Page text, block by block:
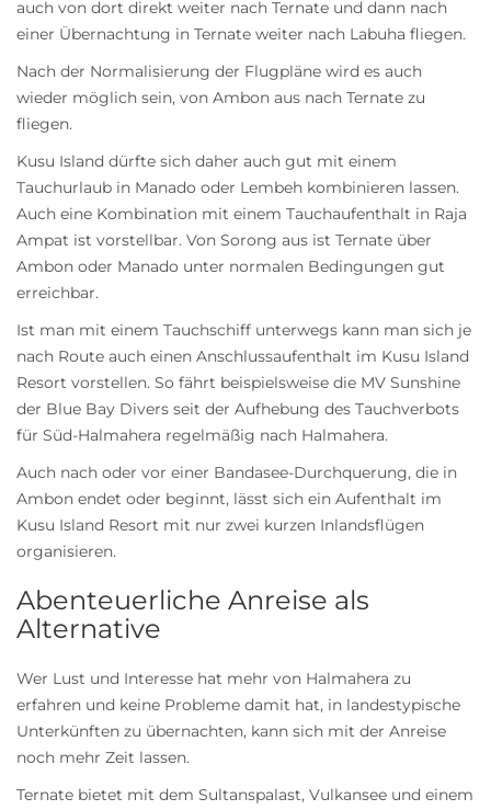
auch von dort direkt weiter nach Ternate und dann nach
einer Übernachtung in Ternate weiter nach Labuha fliegen.
Nach der Normalisierung der Flugpläne wird es auch
wieder möglich sein, von Ambon aus nach Ternate zu
fliegen.
Kusu Island dürfte sich daher auch gut mit einem
Tauchurlaub in Manado oder Lembeh kombinieren lassen.
Auch eine Kombination mit einem Tauchaufenthalt in Raja
Ampat ist vorstellbar. Von Sorong aus ist Ternate über
Ambon oder Manado unter normalen Bedingungen gut
erreichbar.
Ist man mit einem Tauchschiff unterwegs kann man sich je
nach Route auch einen Anschlussaufenthalt im Kusu Island
Resort vorstellen. So fährt beispielsweise die MV Sunshine
der Blue Bay Divers seit der Aufhebung des Tauchverbots
für Süd-Halmahera regelmäßig nach Halmahera.
Auch nach oder vor einer Bandasee-Durchquerung, die in
Ambon endet oder beginnt, lässt sich ein Aufenthalt im
Kusu Island Resort mit nur zwei kurzen Inlandsflügen
organisieren.
Abenteuerliche Anreise als
Alternative
Wer Lust und Interesse hat mehr von Halmahera zu
erfahren und keine Probleme damit hat, in landestypische
Unterkünften zu übernachten, kann sich mit der Anreise
noch mehr Zeit lassen.
Ternate bietet mit dem Sultanspalast, Vulkansee und einem